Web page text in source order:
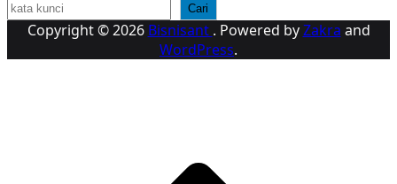
Cari
Copyright © 2026 Bisnisant . Powered byZakra and
WordPress.